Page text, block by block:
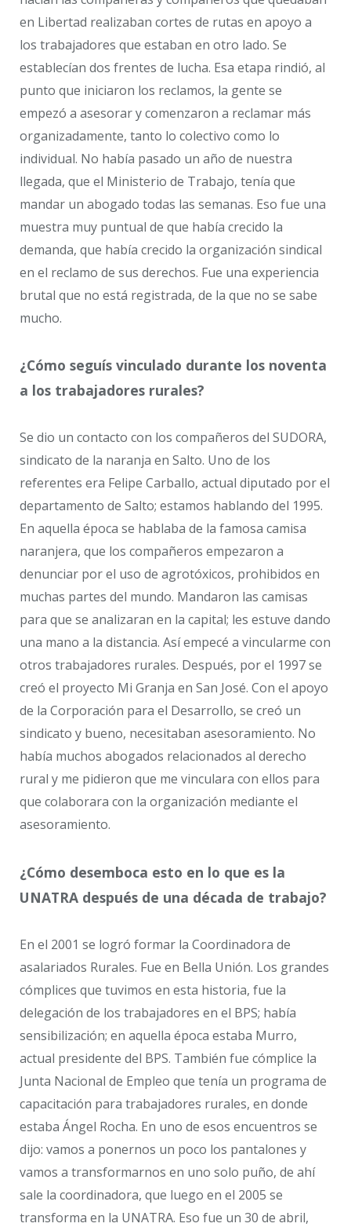
en Libertad realizaban cortes de rutas en apoyo a
los trabajadores que estaban en otro lado. Se
establecían dos frentes de lucha. Esa etapa rindió, al
punto que iniciaron los reclamos, la gente se
empezó a asesorar y comenzaron a reclamar más
organizadamente, tanto lo colectivo como lo
individual. No había pasado un año de nuestra
llegada, que el Ministerio de Trabajo, tenía que
mandar un abogado todas las semanas. Eso fue una
muestra muy puntual de que había crecido la
demanda, que había crecido la organización sindical
en el reclamo de sus derechos. Fue una experiencia
brutal que no está registrada, de la que no se sabe
mucho.
¿Cómo seguís vinculado durante los noventa
a los trabajadores rurales?
Se dio un contacto con los compañeros del SUDORA,
sindicato de la naranja en Salto. Uno de los
referentes era Felipe Carballo, actual diputado por el
departamento de Salto; estamos hablando del 1995.
En aquella época se hablaba de la famosa camisa
naranjera, que los compañeros empezaron a
denunciar por el uso de agrotóxicos, prohibidos en
muchas partes del mundo. Mandaron las camisas
para que se analizaran en la capital; les estuve dando
una mano a la distancia. Así empecé a vincularme con
otros trabajadores rurales. Después, por el 1997 se
creó el proyecto Mi Granja en San José. Con el apoyo
de la Corporación para el Desarrollo, se creó un
sindicato y bueno, necesitaban asesoramiento. No
había muchos abogados relacionados al derecho
rural y me pidieron que me vinculara con ellos para
que colaborara con la organización mediante el
asesoramiento.
¿Cómo desemboca esto en lo que es la
UNATRA después de una década de trabajo?
En el 2001 se logró formar la Coordinadora de
asalariados Rurales. Fue en Bella Unión. Los grandes
cómplices que tuvimos en esta historia, fue la
delegación de los trabajadores en el BPS; había
sensibilización; en aquella época estaba Murro,
actual presidente del BPS. También fue cómplice la
Junta Nacional de Empleo que tenía un programa de
capacitación para trabajadores rurales, en donde
estaba Ángel Rocha. En uno de esos encuentros se
dijo: vamos a ponernos un poco los pantalones y
vamos a transformarnos en uno solo puño, de ahí
sale la coordinadora, que luego en el 2005 se
transforma en la UNATRA. Eso fue un 30 de abril,